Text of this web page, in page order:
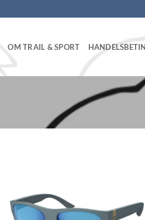
OM TRAIL & SPORT